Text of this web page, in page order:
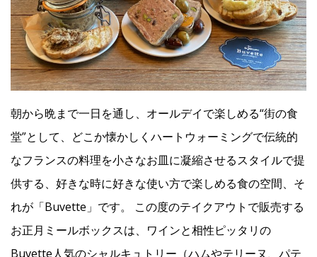
朝から晩まで一日を通し、オールデイで楽しめる“街の食
堂”として、どこか懐かしくハートウォーミングで伝統的
なフランスの料理を小さなお皿に凝縮させるスタイルで提
供する、好きな時に好きな使い方で楽しめる食の空間、そ
れが「Buvette」です。 この度のテイクアウトで販売する
お正月ミールボックスは、ワインと相性ピッタリの
Buvette人気のシャルキュトリー（ハムやテリーヌ、パテ